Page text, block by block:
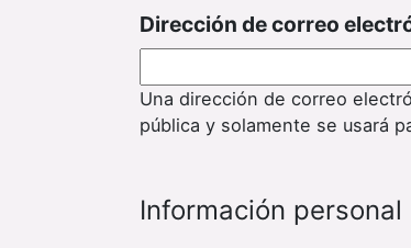
Dirección de correo
Una dirección de correo
pública y solamente se usará
Información personal